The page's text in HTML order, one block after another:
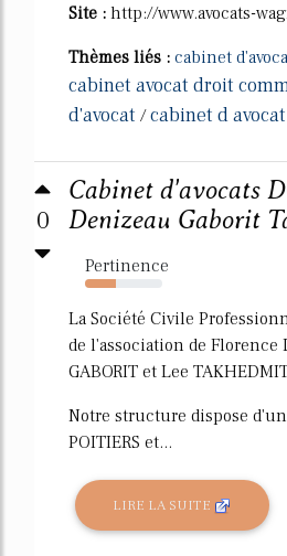
Site : http://www.avocats-
Thèmes liés : cabinet
cabinet avocat droit
d'avocat /cabinet d avocat
0
Cabinet d'avocats
Denizeau Gaborit
Pertinence
40%
La Société Civile
de l'association de Florence
GABORIT et Lee
Notre structure dispose
POITIERS et...
LIRE LA SUITE